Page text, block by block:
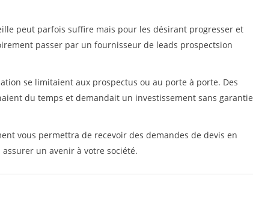
peut parfois suffire mais pour les désirant progresser et
passer par un fournisseur de leads prospectsion
se limitaient aux prospectus ou au porte à porte. Des
du temps et demandait un investissement sans garantie
vous permettra de recevoir des demandes de devis en
un avenir à votre société.